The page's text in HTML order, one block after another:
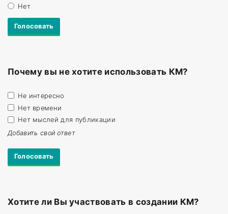
Нет
Почему вы не хотите использовать КМ?
Не интересно
Нет времени
Нет мыслей для публикации
Добавить свой ответ
Хотите ли Вы участвовать в создании КМ?